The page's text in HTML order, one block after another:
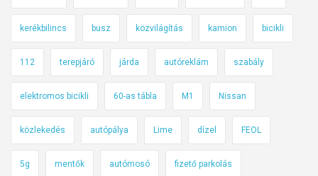
e
m
e
g
d
á
kerékbilincs busz közvilágítás kamion bicikli
112 terepjáró járda autóreklám szabály
elektromos bicikli 60-as tábla M1 Nissan
közlekedés autópálya Lime dízel FEOL
5g mentők autómosó fizető parkolás